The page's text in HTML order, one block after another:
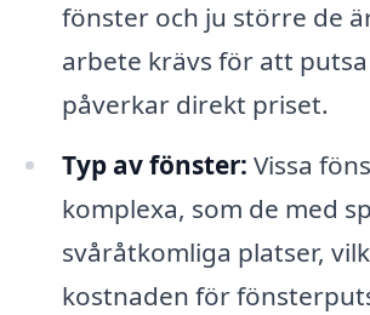
fönster och ju större de
arbete krävs för att
påverkar direkt priset.
Typ av fönster: Vissa
komplexa, som de med
svåråtkomliga platser,
kostnaden för